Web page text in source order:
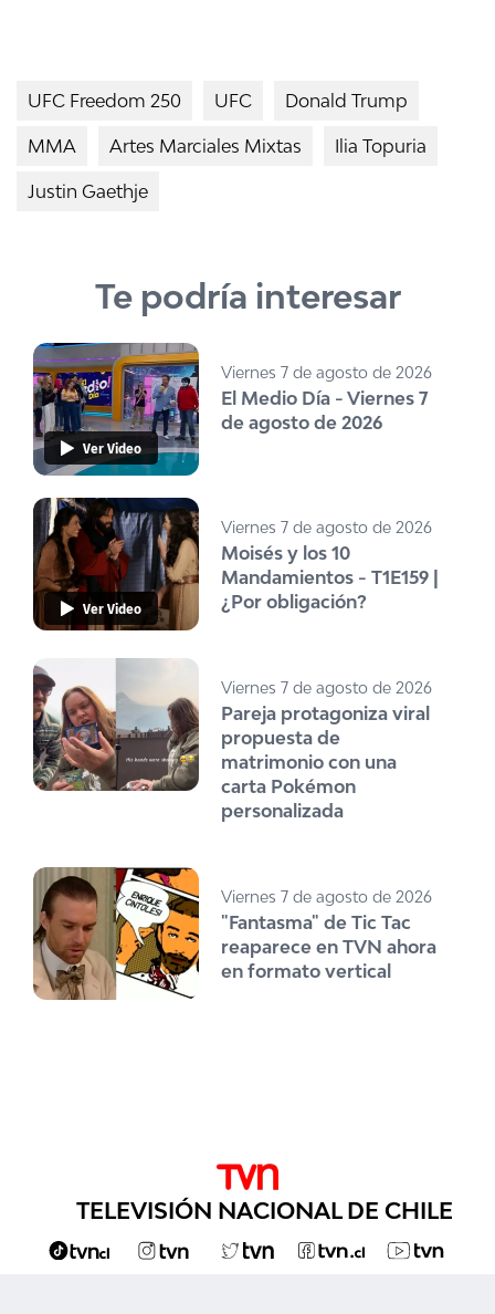
UFC Freedom 250 UFC Donald Trump
MMA Artes Marciales Mixtas Ilia Topuria
Justin Gaethje
Te podría interesar
Ver Video
Viernes 7 de agosto de 2026
El Medio Día - Viernes 7
de agosto de 2026
Ver Video
Viernes 7 de agosto de 2026
Moisés y los 10
Mandamientos - T1E159 |
¿Por obligación?
Viernes 7 de agosto de 2026
Pareja protagoniza viral
propuesta de
matrimonio con una
carta Pokémon
personalizada
Viernes 7 de agosto de 2026
"Fantasma" de Tic Tac
reaparece en TVN ahora
en formato vertical
TELEVISIÓN NACIONAL DE CHILE